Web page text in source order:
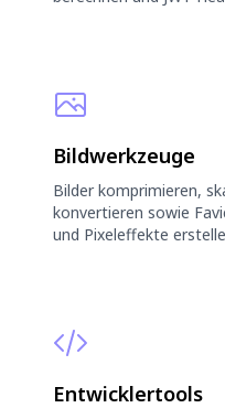
Bildwerkzeuge
Bilder komprimieren,
konvertieren sowie
und Pixeleffekte
Entwicklertools